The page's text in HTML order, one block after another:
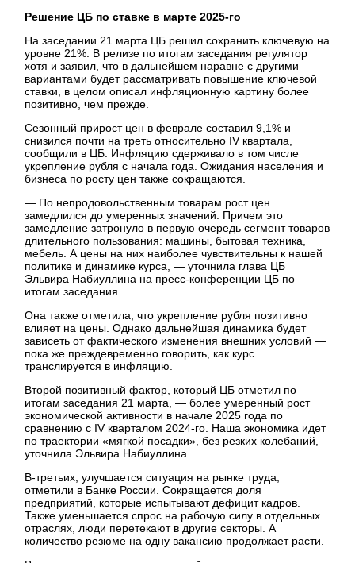
Решение ЦБ по ставке в марте 2025-го
На заседании 21 марта ЦБ решил сохранить ключевую на
уровне 21%. В релизе по итогам заседания регулятор
хотя и заявил, что в дальнейшем наравне с другими
вариантами будет рассматривать повышение ключевой
ставки, в целом описал инфляционную картину более
позитивно, чем прежде.
Сезонный прирост цен в феврале составил 9,1% и
снизился почти на треть относительно IV квартала,
сообщили в ЦБ. Инфляцию сдерживало в том числе
укрепление рубля с начала года. Ожидания населения и
бизнеса по росту цен также сокращаются.
— По непродовольственным товарам рост цен
замедлился до умеренных значений. Причем это
замедление затронуло в первую очередь сегмент товаров
длительного пользования: машины, бытовая техника,
мебель. А цены на них наиболее чувствительны к нашей
политике и динамике курса, — уточнила глава ЦБ
Эльвира Набиуллина на пресс-конференции ЦБ по
итогам заседания.
Она также отметила, что укрепление рубля позитивно
влияет на цены. Однако дальнейшая динамика будет
зависеть от фактического изменения внешних условий —
пока же преждевременно говорить, как курс
транслируется в инфляцию.
Второй позитивный фактор, который ЦБ отметил по
итогам заседания 21 марта, — более умеренный рост
экономической активности в начале 2025 года по
сравнению с IV кварталом 2024-го. Наша экономика идет
по траектории «мягкой посадки», без резких колебаний,
уточнила Эльвира Набиуллина.
В-третьих, улучшается ситуация на рынке труда,
отметили в Банке России. Сокращается доля
предприятий, которые испытывают дефицит кадров.
Также уменьшается спрос на рабочую силу в отдельных
отраслях, люди перетекают в другие секторы. А
количество резюме на одну вакансию продолжает расти.